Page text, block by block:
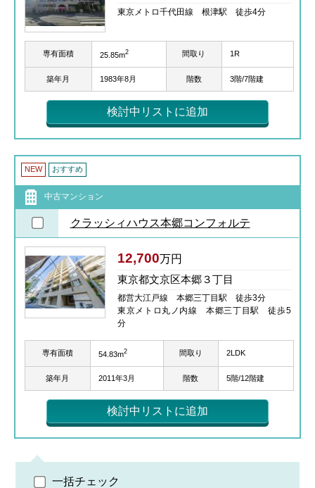
東京メトロ千代田線 根津駅 徒歩4分
専有面積 25.85m2 間取り 1R
築年月 1983年8月 階数 3階/7階建
検討中リストに追加
NEW おすすめ
中古マンション
クラッシィハウス本郷コンフォルテ
12,700万円
東京都文京区本郷３丁目
都営大江戸線 本郷三丁目駅 徒歩3分
東京メトロ丸ノ内線 本郷三丁目駅 徒歩5
分
専有面積 54.83m2 間取り 2LDK
築年月 2011年3月 階数 5階/12階建
検討中リストに追加
一括チェック